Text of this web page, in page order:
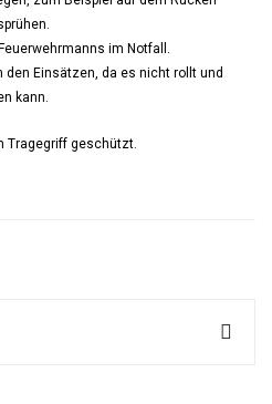
im Notfall.
den Einsätzen, da es nicht rollt und
kann.
Tragegriff geschützt.